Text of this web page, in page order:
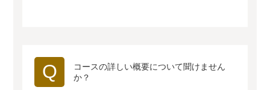
Q
コースの詳しい概要について聞けません
か？